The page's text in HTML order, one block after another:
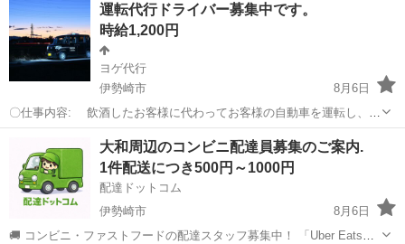
運転代行ドライバー募集中です。
時給1,200円
ヨゲ代行
伊勢崎市
8月6日
〇仕事内容: 飲酒したお客様に代わってお客様の自動車を運転し、
お客様と自動車を自宅まで送り届ける仕事です。 通常はドライバ
ーが２名１組となって、１名が お客様の車にお客様を乗せ、それに
もう１名が 運転す...
伊勢崎市 その他 運転代行業
大和周辺のコンビニ配達員募集のご案内.
1件配送につき500円～1000円
配達ドットコム
伊勢崎市
8月6日
🚚 コンビニ・ファストフードの配達スタッフ募集中！ 「Uber Eats」